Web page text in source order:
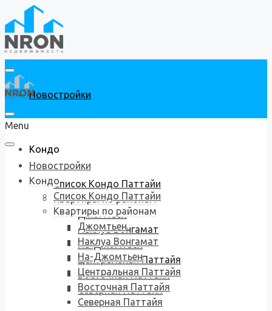
Новостройки
Кондо
Список Кондо Паттайи
Квартиры по районам
Джомтьен
Наклуа Вонгамат
На-Джомтьен
Центральная Паттайя
Восточная Паттайя
Северная Паттайя
Menu
Новостройки
Кондо
Список Кондо Паттайи
Квартиры по районам
Джомтьен
Наклуа Вонгамат
На-Джомтьен
Центральная Паттайя
Восточная Паттайя
Северная Паттайя